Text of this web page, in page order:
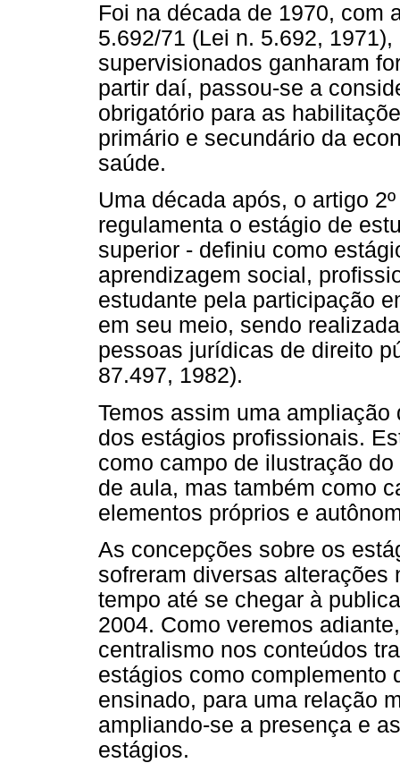
Foi na década de 1970, com
5.692/71 (Lei n. 5.692,
supervisionados ganharam
partir daí, passou-se a
obrigatório para as
primário e secundário da
saúde.
Uma década após, o artigo
regulamenta o estágio de
superior - definiu como
aprendizagem social,
estudante pela participação
em seu meio, sendo
pessoas jurídicas de direito
87.497, 1982).
Temos assim uma
dos estágios profissionais.
como campo de ilustração
de aula, mas também como
elementos próprios e
As concepções sobre os
sofreram diversas alterações
tempo até se chegar à
2004. Como veremos
centralismo nos conteúdos
estágios como complemento
ensinado, para uma relação
ampliando-se a presença e
estágios.